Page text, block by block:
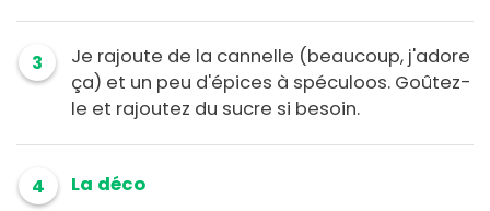
3
Je rajoute de la cannelle (beaucoup, j'adore
ça) et un peu d'épices à spéculoos. Goûtez-
le et rajoutez du sucre si besoin.
4
La déco